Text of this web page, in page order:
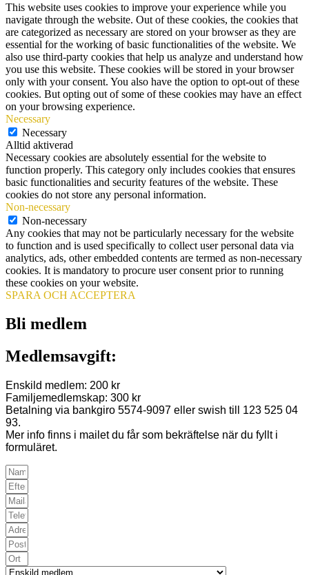
This website uses cookies to improve your experience while you
navigate through the website. Out of these cookies, the cookies that
are categorized as necessary are stored on your browser as they are
essential for the working of basic functionalities of the website. We
also use third-party cookies that help us analyze and understand how
you use this website. These cookies will be stored in your browser
only with your consent. You also have the option to opt-out of these
cookies. But opting out of some of these cookies may have an effect
on your browsing experience.
Necessary
Necessary
Alltid aktiverad
Necessary cookies are absolutely essential for the website to
function properly. This category only includes cookies that ensures
basic functionalities and security features of the website. These
cookies do not store any personal information.
Non-necessary
Non-necessary
Any cookies that may not be particularly necessary for the website
to function and is used specifically to collect user personal data via
analytics, ads, other embedded contents are termed as non-necessary
cookies. It is mandatory to procure user consent prior to running
these cookies on your website.
SPARA OCH ACCEPTERA
Bli medlem
Medlemsavgift:
Enskild medlem: 200 kr
Familjemedlemskap: 300 kr
Betalning via bankgiro 5574-9097 eller swish till 123 525 04
93.
Mer info finns i mailet du får som bekräftelse när du fyllt i
formuläret.